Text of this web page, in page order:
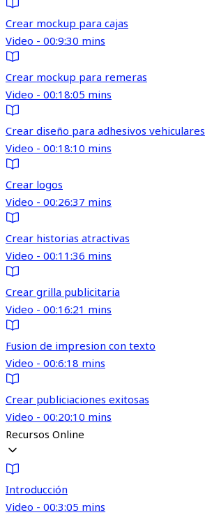
Crear mockup para cajas
Video - 00:9:30 mins
Crear mockup para remeras
Video - 00:18:05 mins
Crear diseño para adhesivos vehiculares
Video - 00:18:10 mins
Crear logos
Video - 00:26:37 mins
Crear historias atractivas
Video - 00:11:36 mins
Crear grilla publicitaria
Video - 00:16:21 mins
Fusion de impresion con texto
Video - 00:6:18 mins
Crear publiciaciones exitosas
Video - 00:20:10 mins
Recursos Online
Introducción
Video - 00:3:05 mins